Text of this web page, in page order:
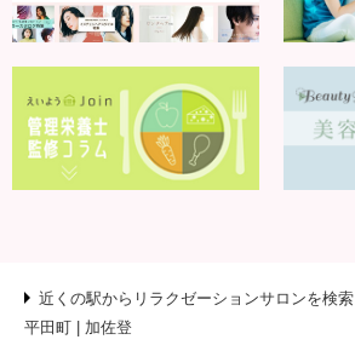
近くの駅からリラクゼーションサロンを検索
平田町
加佐登